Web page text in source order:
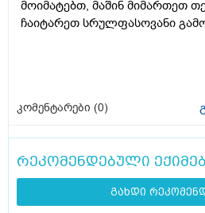
მოიმატებთ, მაშინ მიმართეთ
ჩაიტარეთ სრულფასოვანი
კომენტარები (0)
რეკომენდებული
გახდი